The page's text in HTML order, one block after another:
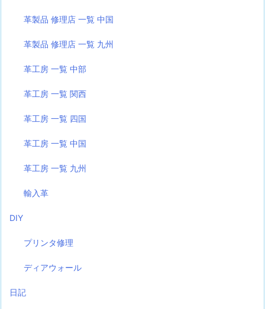
革製品 修理店 一覧 中国
革製品 修理店 一覧 九州
革工房 一覧 中部
革工房 一覧 関西
革工房 一覧 四国
革工房 一覧 中国
革工房 一覧 九州
輸入革
DIY
プリンタ修理
ディアウォール
日記